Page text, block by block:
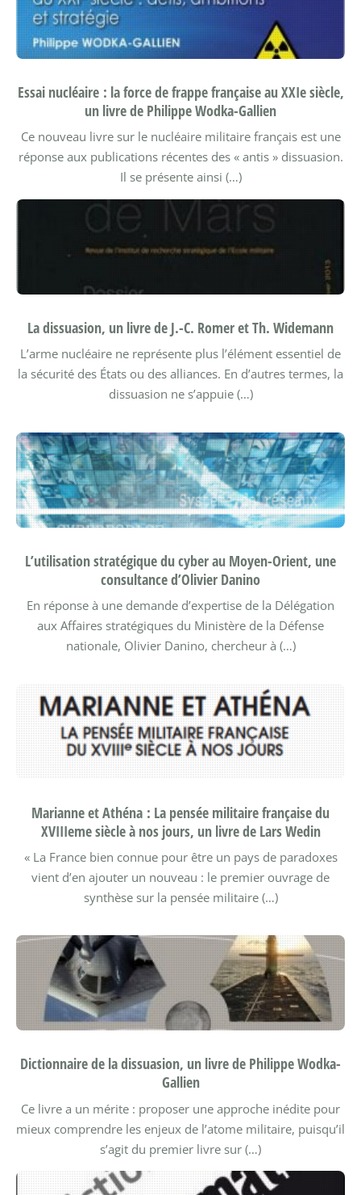
Essai nucléaire : la force de frappe française au XXIe siècle,
un livre de Philippe Wodka-Gallien
Ce nouveau livre sur le nucléaire militaire français est une
réponse aux publications récentes des « antis » dissuasion.
Il se présente ainsi (…)
La dissuasion, un livre de J.-C. Romer et Th. Widemann
L’arme nucléaire ne représente plus l’élément essentiel de
la sécurité des États ou des alliances. En d’autres termes, la
dissuasion ne s’appuie (…)
L’utilisation stratégique du cyber au Moyen-Orient, une
consultance d’Olivier Danino
En réponse à une demande d’expertise de la Délégation
aux Affaires stratégiques du Ministère de la Défense
nationale, Olivier Danino, chercheur à (…)
Marianne et Athéna : La pensée militaire française du
XVIIIeme siècle à nos jours, un livre de Lars Wedin
« La France bien connue pour être un pays de paradoxes
vient d’en ajouter un nouveau : le premier ouvrage de
synthèse sur la pensée militaire (…)
Dictionnaire de la dissuasion, un livre de Philippe Wodka-
Gallien
Ce livre a un mérite : proposer une approche inédite pour
mieux comprendre les enjeux de l’atome militaire, puisqu’il
s’agit du premier livre sur (…)